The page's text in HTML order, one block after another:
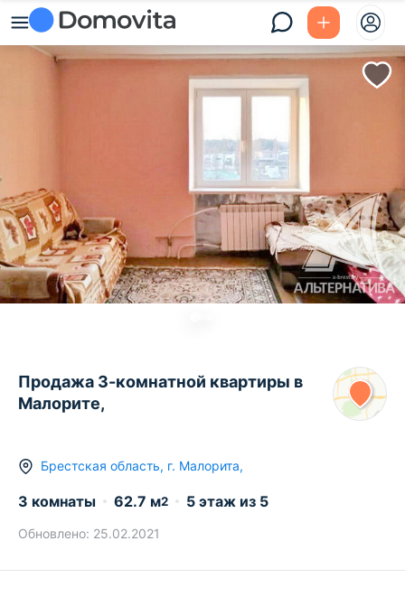
Продажа 3-комнатной квартиры в
Малорите,
Брестская область, г. Малорита,
3 комнаты 62.7 м2 5 этаж из 5
Обновлено: 25.02.2021